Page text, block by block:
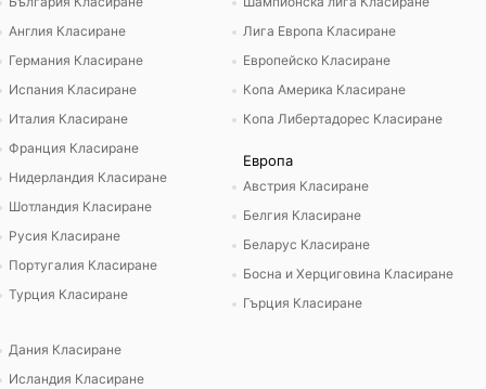
Англия Класиране
Германия Класиране
Испания Класиране
Италия Класиране
Франция Класиране
Нидерландия Класиране
Шотландия Класиране
Русия Класиране
Португалия Класиране
Турция Класиране
Лига Европа Класиране
Европейско Класиране
Копа Америка Класиране
Копа Либертадорес Класиране
Европа
Австрия Класиране
Белгия Класиране
Беларус Класиране
Босна и Херциговина Класиране
Гърция Класиране
Дания Класиране
Исландия Класиране